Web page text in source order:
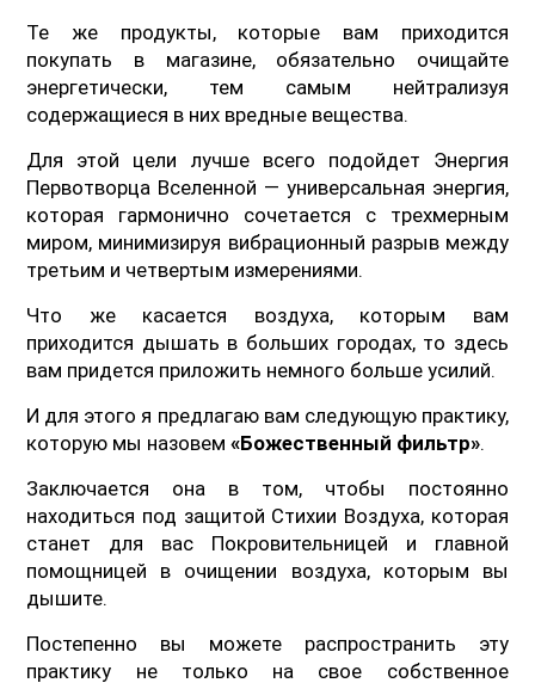
Те же продукты, которые вам приходится
покупать в магазине, обязательно очищайте
энергетически, тем самым нейтрализуя
содержащиеся в них вредные вещества.
Для этой цели лучше всего подойдет Энергия
Первотворца Вселенной — универсальная энергия,
которая гармонично сочетается с трехмерным
миром, минимизируя вибрационный разрыв между
третьим и четвертым измерениями.
Что же касается воздуха, которым вам
приходится дышать в больших городах, то здесь
вам придется приложить немного больше усилий.
И для этого я предлагаю вам следующую практику,
которую мы назовем«Божественный фильтр».
Заключается она в том, чтобы постоянно
находиться под защитой Стихии Воздуха, которая
станет для вас Покровительницей и главной
помощницей в очищении воздуха, которым вы
дышите.
Постепенно вы можете распространить эту
практику не только на свое собственное